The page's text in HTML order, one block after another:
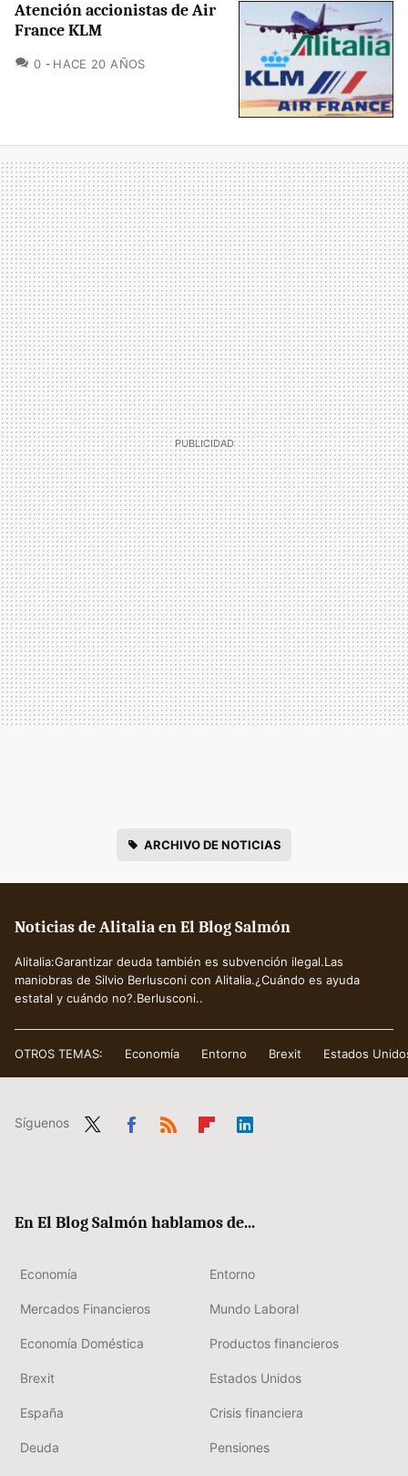
Atención accionistas de Air
France KLM
0 COMENTARIOS
HACE 20 AÑOS
ARCHIVO DE NOTICIAS
Noticias de Alitalia en El Blog Salmón
Alitalia:Garantizar deuda también es subvención ilegal.Las
maniobras de Silvio Berlusconi con Alitalia.¿Cuándo es ayuda
estatal y cuándo no?.Berlusconi..
OTROS TEMAS: Economía Entorno Brexit Estados
Síguenos
En El Blog Salmón hablamos de...
Economía Entorno
Mercados Financieros Mundo Laboral
Economía Doméstica Productos financieros
Brexit Estados Unidos
España Crisis financiera
Deuda Pensiones